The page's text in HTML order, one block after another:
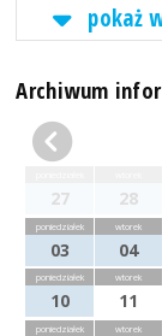
pokaż
Archiwum
27 28
poniedziałek
03
wtorek
04
poniedziałek
10
wtorek
11
poniedziałek wtorek